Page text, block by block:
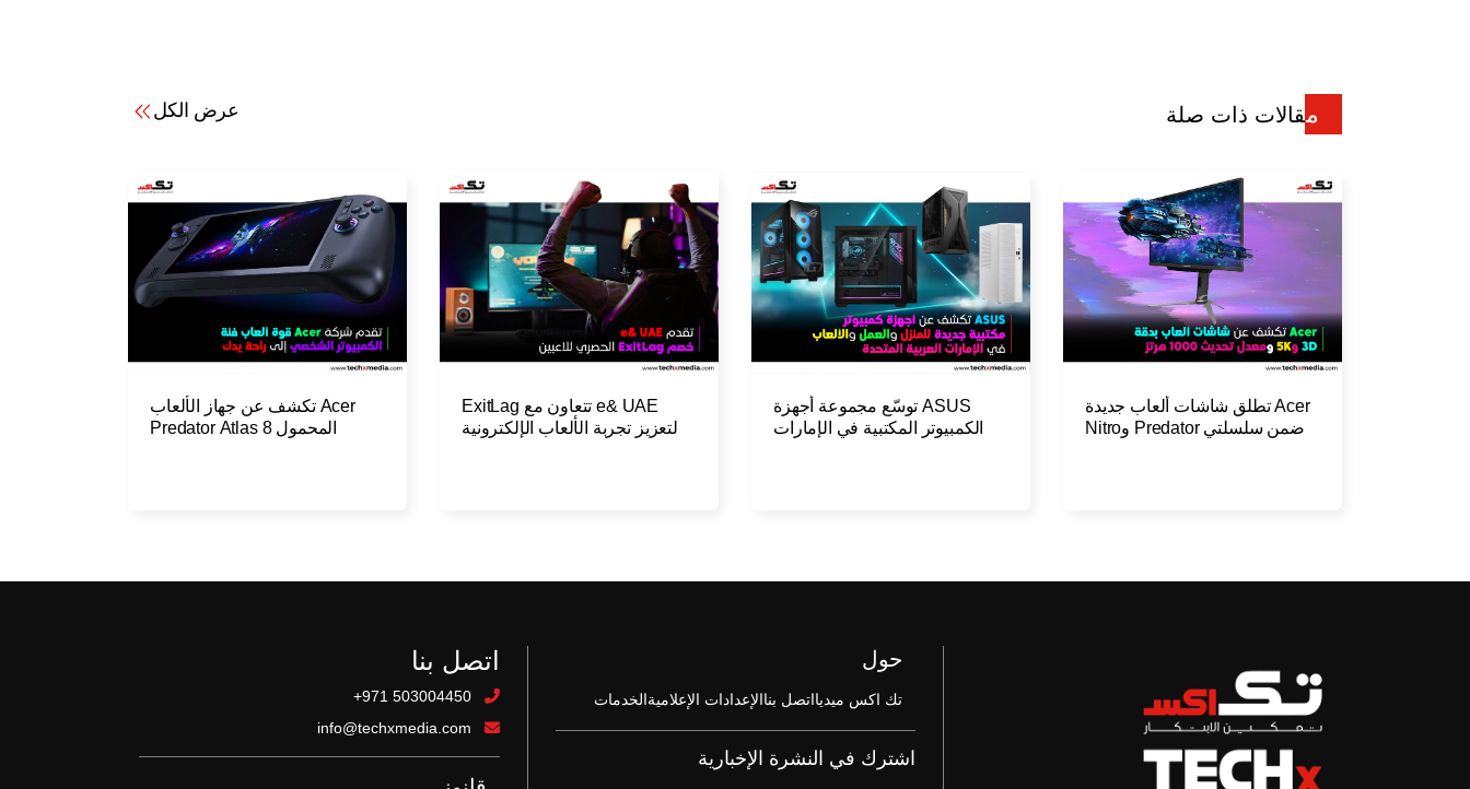
مقالات ذات صلة عرض الكل
Acer تطلق شاشات ألعاب جديدة
ضمن سلسلتي Predator وNitro
ASUS توسّع مجموعة أجهزة
الكمبيوتر المكتبية في الإمارات
e& UAE تتعاون مع ExitLag
لتعزيز تجربة الألعاب الإلكترونية
Acer تكشف عن جهاز الألعاب
المحمول Predator Atlas 8
حول
تك اكس ميديااتصل بناالإعدادات الإعلاميةالخدمات
اشترك في النشرة الإخبارية
اتصل بنا
+971 503004450
info@techxmedia.com